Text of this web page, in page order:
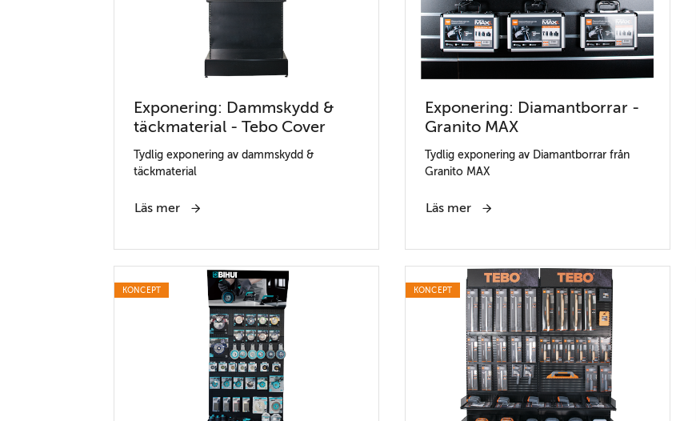
Exponering: Dammskydd &
täckmaterial - Tebo Cover
Tydlig exponering av dammskydd &
täckmaterial
Läs mer
Exponering: Diamantborrar -
Granito MAX
Tydlig exponering av Diamantborrar från
Granito MAX
Läs mer
KONCEPT KONCEPT